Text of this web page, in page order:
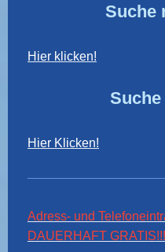
Suche
Hier klicken!
Hier Klicken!
Adress- und
DAUERHAFT